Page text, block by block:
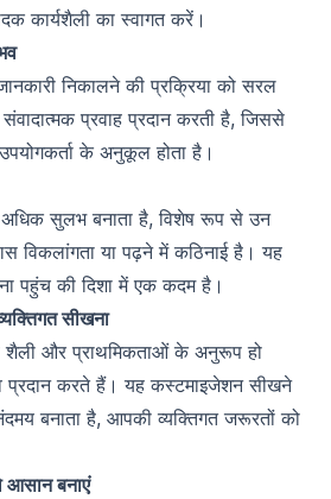
कार्यशैली का स्वागत करें।
निकालने की प्रक्रिया को सरल
प्रवाह प्रदान करती है, जिससे
के अनुकूल होता है।
अधिक सुलभ बनाता है, विशेष रूप से उन
विकलांगता या पढ़ने में कठिनाई है। यह
पहुंच की दिशा में एक कदम है।
सीखना
और प्राथमिकताओं के अनुरूप हो
प्रदान करते हैं। यह कस्टमाइजेशन सीखने
बनाता है, आपकी व्यक्तिगत जरूरतों को
आसान बनाएं